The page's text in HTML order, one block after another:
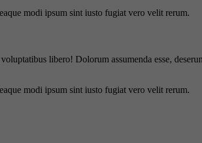
modi ipsum sint iusto fugiat vero velit rerum.
libero! Dolorum assumenda esse,
modi ipsum sint iusto fugiat vero velit rerum.